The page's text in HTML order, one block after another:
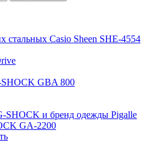
стальных Casio Sheen SHE-4554
GBA 800
SHOCK и бренд одежды Pigalle
GA-2200